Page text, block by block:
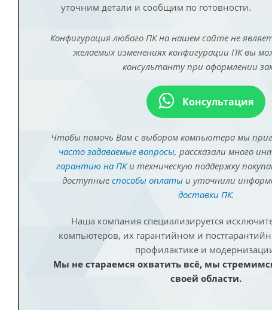
уточним детали и сообщим по готовности.
Конфигурация любого ПК на нашем сайте не
желаемых изменениях конфигурации ПК вы
консультанту при оформлении
Консультация
Чтобы помочь Вам с выбором компьютера мы
часто задаваемые вопросы, рассказали много
гарантию на ПКи техническую поддержку
доступные способы оплатыи уточнили
доставки ПК.
Наша компания специализируется
компьютеров, их гарантийном и
профилактике и
Мы не стараемся охватить всё, мы
своей области.